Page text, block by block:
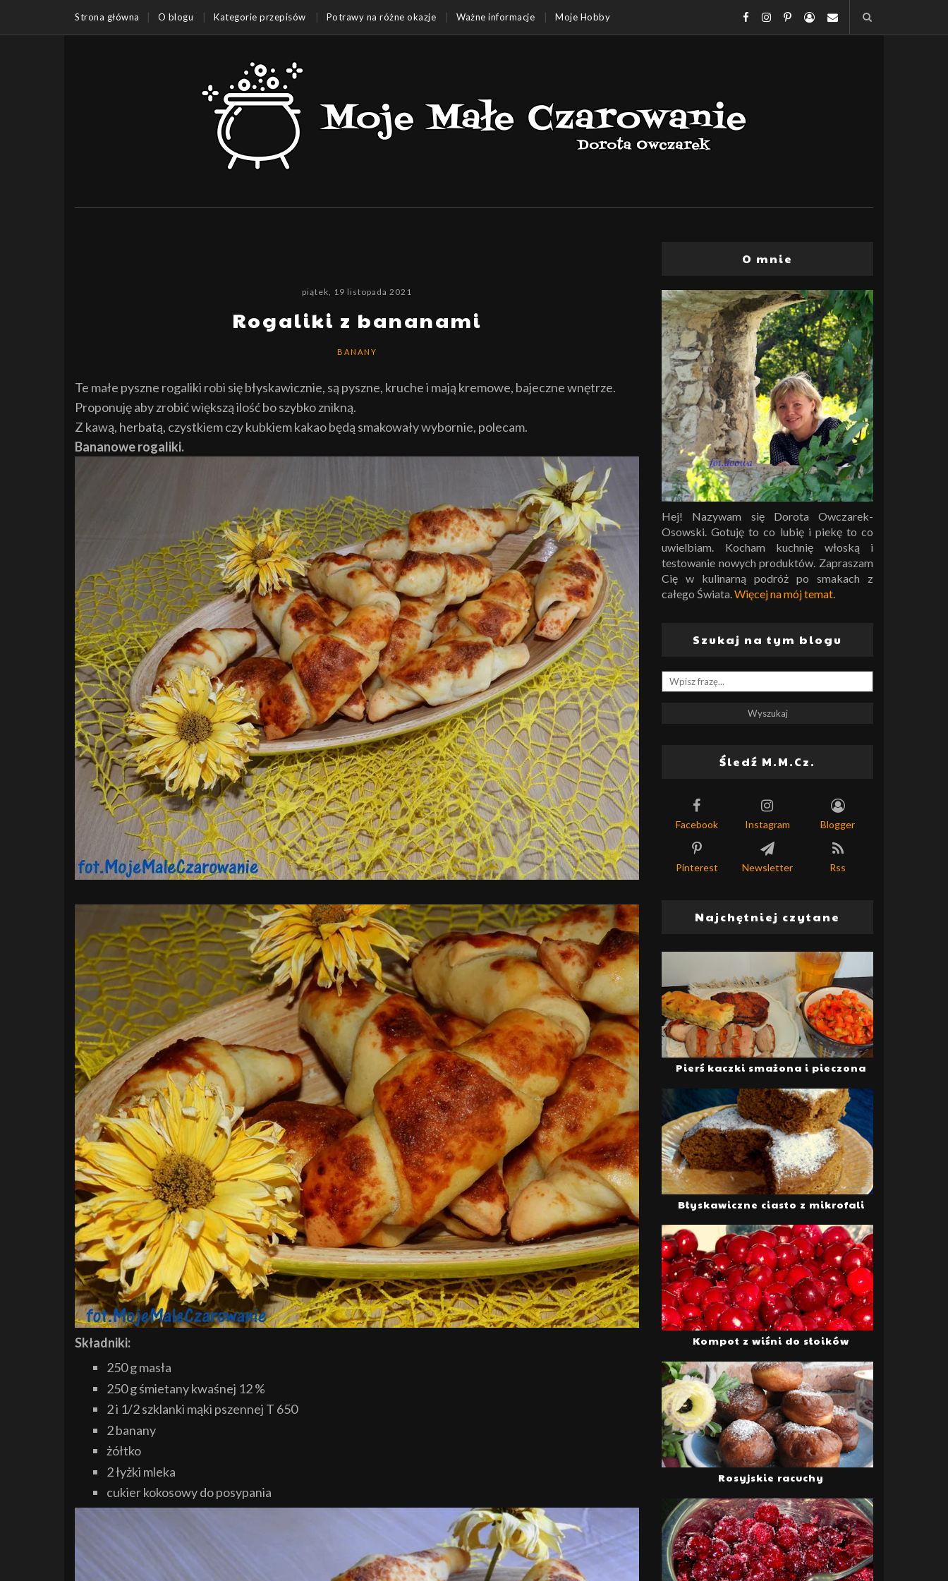
Strona główna O blogu Kategorie przepisów Potrawy na różne okazje Ważne informacje Moje Hobby
piątek, 19 listopada 2021
Rogaliki z bananami
BANANY
Te małe pyszne rogaliki robi się błyskawicznie, są pyszne, kruche i mają kremowe, bajeczne wnętrze.
Proponuję aby zrobić większą ilość bo szybko znikną.
Z kawą, herbatą, czystkiem czy kubkiem kakao będą smakowały wybornie, polecam.
Bananowe rogaliki.
Składniki:
250 g masła
250 g śmietany kwaśnej 12 %
2 i 1/2 szklanki mąki pszennej T 650
2 banany
żółtko
2 łyżki mleka
cukier kokosowy do posypania
O mnie
Hej! Nazywam się Dorota Owczarek-
Osowski. Gotuję to co lubię i piekę to co
uwielbiam. Kocham kuchnię włoską i
testowanie nowych produktów. Zapraszam
Cię w kulinarną podróż po smakach z
całego Świata.Więcej na mój temat.
Szukaj na tym blogu
Śledź M.M.Cz.
Facebook Instagram Blogger
Pinterest Newsletter Rss
Najchętniej czytane
Pierś kaczki smażona i pieczona
Błyskawiczne ciasto z mikrofali
Kompot z wiśni do słoików
Rosyjskie racuchy